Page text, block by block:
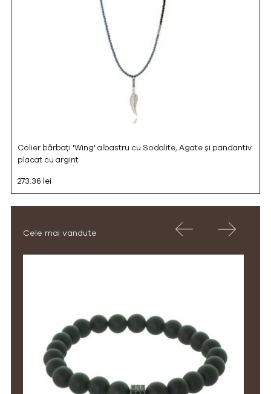
Colier bărbați 'Wing' albastru cu Sodalite, Agate și pandantiv
placat cu argint
273.36 lei
Cele mai vandute